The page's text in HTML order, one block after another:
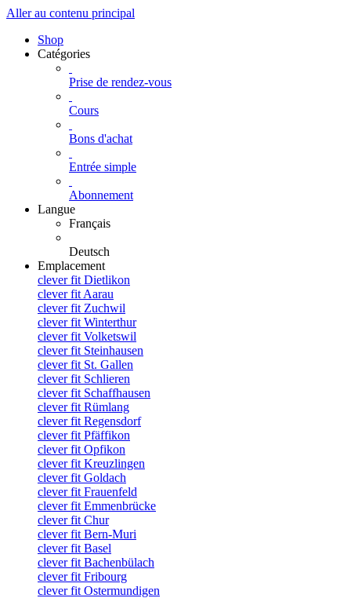
Aller au contenu principal
Shop
Catégories
Prise de rendez-vous
Cours
Bons d'achat
Entrée simple
Abonnement
Langue
Français
Deutsch
Emplacement
clever fit Dietlikon
clever fit Aarau
clever fit Zuchwil
clever fit Winterthur
clever fit Volketswil
clever fit Steinhausen
clever fit St. Gallen
clever fit Schlieren
clever fit Schaffhausen
clever fit Rümlang
clever fit Regensdorf
clever fit Pfäffikon
clever fit Opfikon
clever fit Kreuzlingen
clever fit Goldach
clever fit Frauenfeld
clever fit Emmenbrücke
clever fit Chur
clever fit Bern-Muri
clever fit Basel
clever fit Bachenbülach
clever fit Fribourg
clever fit Ostermundigen